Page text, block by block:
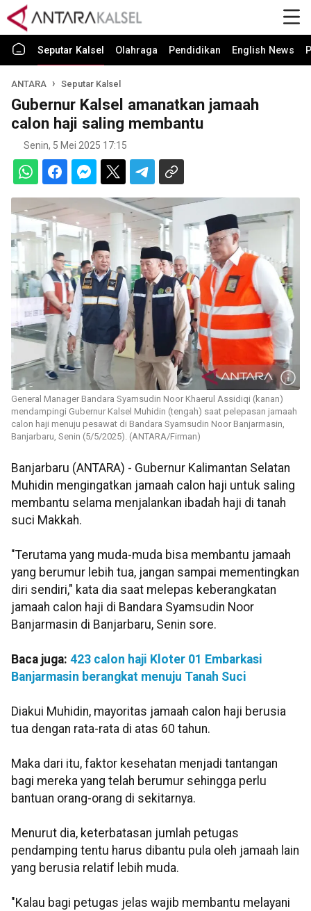
Seputar Kalsel Olahraga Pendidikan English News
ANTARA Seputar Kalsel
Gubernur Kalsel amanatkan jamaah
calon haji saling membantu
Senin, 5 Mei 2025 17:15
General Manager Bandara Syamsudin Noor Khaerul Assidiqi (kanan)
mendampingi Gubernur Kalsel Muhidin (tengah) saat pelepasan jamaah
calon haji menuju pesawat di Bandara Syamsudin Noor Banjarmasin,
Banjarbaru, Senin (5/5/2025). (ANTARA/Firman)
Banjarbaru (ANTARA) - Gubernur Kalimantan Selatan
Muhidin mengingatkan jamaah calon haji untuk saling
membantu selama menjalankan ibadah haji di tanah
suci Makkah.
"Terutama yang muda-muda bisa membantu jamaah
yang berumur lebih tua, jangan sampai mementingkan
diri sendiri," kata dia saat melepas keberangkatan
jamaah calon haji di Bandara Syamsudin Noor
Banjarmasin di Banjarbaru, Senin sore.
Baca juga: 423 calon haji Kloter 01 Embarkasi
Banjarmasin berangkat menuju Tanah Suci
Diakui Muhidin, mayoritas jamaah calon haji berusia
tua dengan rata-rata di atas 60 tahun.
Maka dari itu, faktor kesehatan menjadi tantangan
bagi mereka yang telah berumur sehingga perlu
bantuan orang-orang di sekitarnya.
Menurut dia, keterbatasan jumlah petugas
pendamping tentu harus dibantu pula oleh jamaah lain
yang berusia relatif lebih muda.
"Kalau bagi petugas jelas wajib membantu melayani